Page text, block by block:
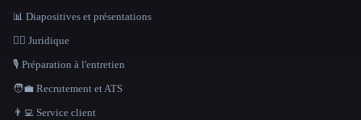
📊 Diapositives et présentations
👩‍⚖️ Juridique
🎙️ Préparation à l'entretien
🧑‍💼 Recrutement et ATS
👨‍💻 Service client